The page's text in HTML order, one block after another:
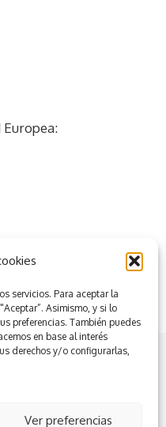
servicios. Para aceptar la
Asimismo, y si lo
preferencias. También puedes
en base al interés
derechos y/o configurarlas,
Ver preferencias